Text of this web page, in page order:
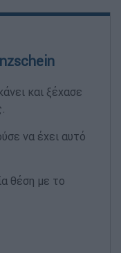
και ξέχασε
να έχει αυτό
θέση με το